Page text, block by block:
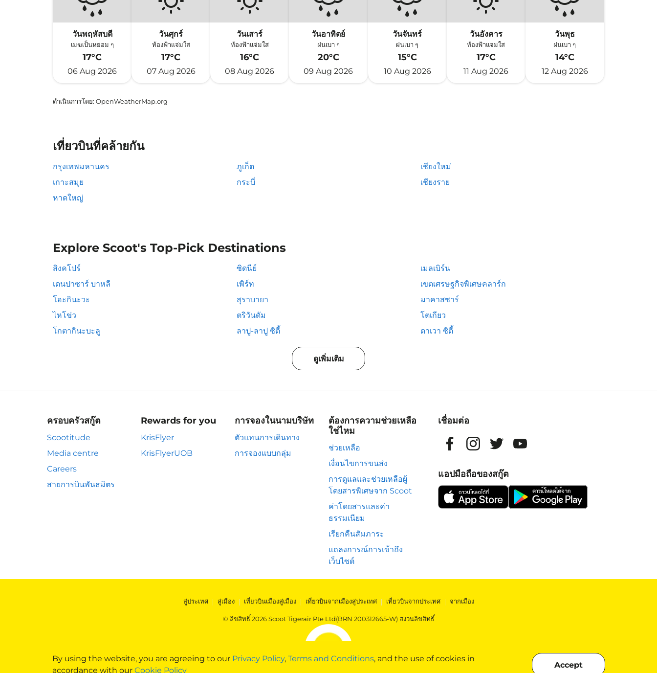
By using the website, you are agreeing to our Privacy Policy, Terms and Conditions, and the use of cookies in
accordance with our Cookie Policy
Accept
วันพฤหัสบดี
เมฆเป็นหย่อม ๆ
17°C
06 Aug 2026
วันศุกร์
ท้องฟ้าแจ่มใส
17°C
07 Aug 2026
วันเสาร์
ท้องฟ้าแจ่มใส
16°C
08 Aug 2026
วันอาทิตย์
ฝนเบา ๆ
20°C
09 Aug 2026
วันจันทร์
ฝนเบา ๆ
15°C
10 Aug 2026
วันอังคาร
ท้องฟ้าแจ่มใส
17°C
11 Aug 2026
วันพุธ
ฝนเบา ๆ
14°C
12 Aug 2026
ดำเนินการโดย: OpenWeatherMap.org
เที่ยวบินที่คล้ายกัน
กรุงเทพมหานคร ภูเก็ต
เชียงใหม่
เกาะสมุย
กระบี่
เชียงราย
หาดใหญ่
Explore Scoot's Top-Pick Destinations
สิงคโปร์ ซิดนีย์
เมลเบิร์น
เดนปาซาร์ บาหลี
เพิร์ท
เขตเศรษฐกิจพิเศษคลาร์ก
โอะกินะวะ
สุราบายา
มาคาสซาร์
ไหโข่ว
ตริวันดัม
โตเกียว
โกตากินะบะลู
ลาปู-ลาปู ซิตี้ ดาเวา ซิตี้
ดูเพิ่มเติม
ครอบครัวสกู๊ต
Scootitude
Media centre
Careers
สายการบินพันธมิตร
Rewards for you
KrisFlyer
KrisFlyerUOB
การจองในนามบริษัท
ตัวแทนการเดินทาง
การจองแบบกลุ่ม
ต้องการความช่วยเหลือ
ใช่ไหม
ช่วยเหลือ
เงื่อนไขการขนส่ง
การดูแลและช่วยเหลือผู้
โดยสารพิเศษจาก Scoot
ค่าโดยสารและค่า
ธรรมเนียม
เรียกคืนสัมภาระ
แถลงการณ์การเข้าถึง
เว็บไซต์
เชื่อมต่อ
แอปมือถือของสกู๊ต
สู่ประเทศ | สู่เมือง | เที่ยวบินเมืองสู่เมือง | เที่ยวบินจากเมืองสู่ประเทศ | เที่ยวบินจากประเทศ | จากเมือง
© ลิขสิทธิ์ 2026 Scoot Tigerair Pte Ltd(BRN 200312665-W) สงวนลิขสิทธิ์